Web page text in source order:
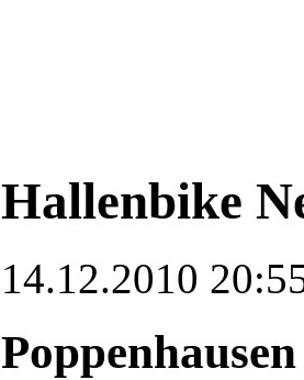
Hallenbike
14.12.2010
Poppenhausen